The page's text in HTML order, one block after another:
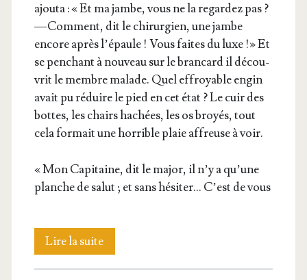
ajou­ta : « Et ma jambe, vous ne la regar­dez pas ?
— Com­ment, dit le chi­rur­gien, une jambe
encore après l’é­paule ! Vous faites du luxe !» Et
se pen­chant à nou­veau sur le bran­card il décou­
vrit le membre malade. Quel effroyable engin
avait pu réduire le pied en cet état ? Le cuir des
bottes, les chairs hachées, les os broyés, tout
cela for­mait une hor­rible plaie affreuse à voir.
« Mon Capi­taine, dit le major, il n’y a qu’une
planche de salut ; et sans hési­ter… C’est de vous
Lire la suiteLe
sacre­